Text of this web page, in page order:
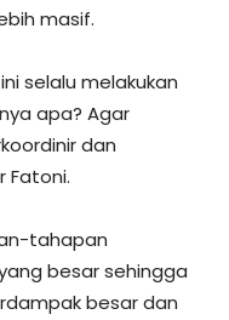
masif.
selalu melakukan
apa? Agar
dan
Fatoni.
tahapan
besar sehingga
besar dan